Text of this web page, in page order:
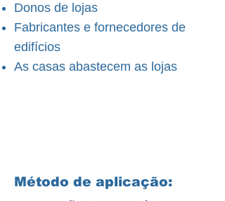
Donos de lojas
Fabricantes e fornecedores de
edifícios
As casas abastecem as lojas
Método de aplicação: